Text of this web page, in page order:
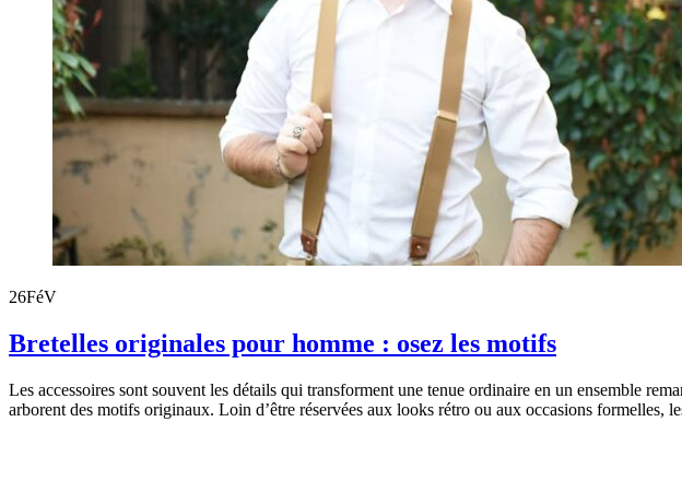
26FéV
Bretelles originales pour homme : osez les motifs
Les accessoires sont souvent les détails qui transforment une tenue ordinaire en un ensemble
arborent des motifs originaux. Loin d’être réservées aux looks rétro ou aux occasions